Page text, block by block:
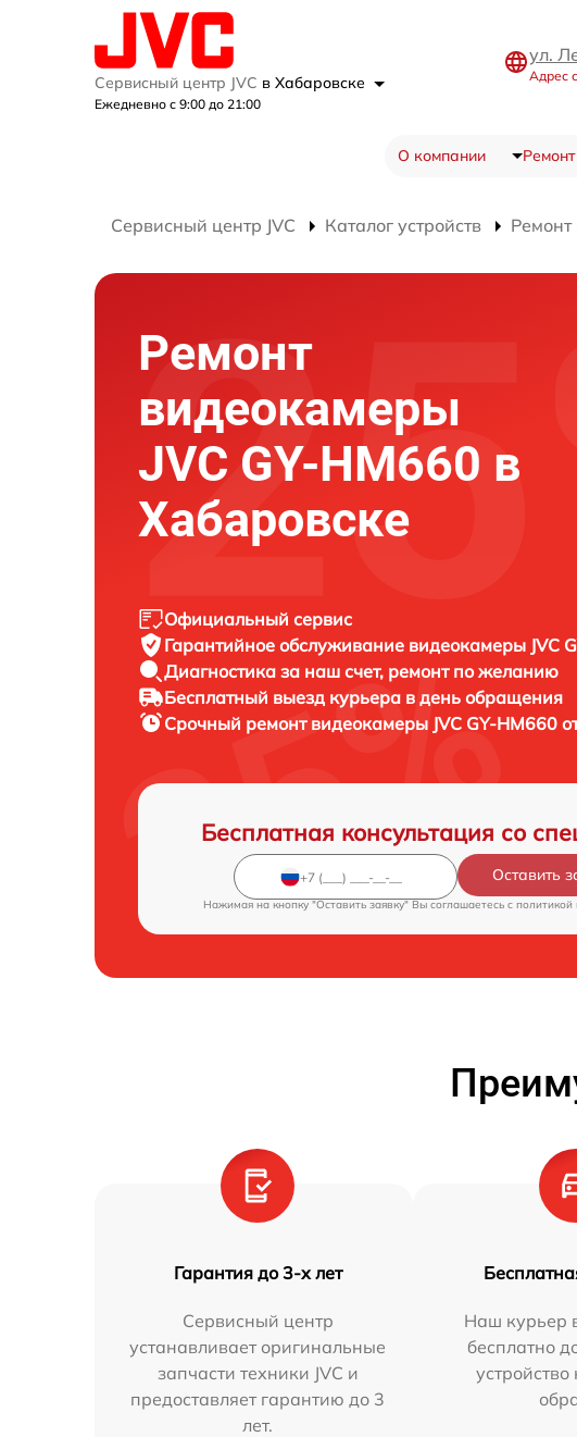
Сервисный центр JVC в Хабаровске
Ежедневно с 9:00 до 21:00
ул.
Адрес
О компании Ремонт
Сервисный центр JVC Каталог устройств
Ремонт
видеокамеры
JVC GY-HM660 в
Хабаровске
Официальный сервис
Гарантийное обслуживание видеокамеры JVC
Диагностика за наш счет, ремонт по желанию
Бесплатный выезд курьера в день обращения
Срочный ремонт видеокамеры JVC GY-HM660
Бесплатная консультация со
Оставить
Нажимая на кнопку "Оставить заявку" Вы соглашаетесь c политикой
Гарантия до 3-х лет
Сервисный центр
устанавливает оригинальные
запчасти техники JVC и
предоставляет гарантию до 3
лет.
Наш курьер
бесплатно